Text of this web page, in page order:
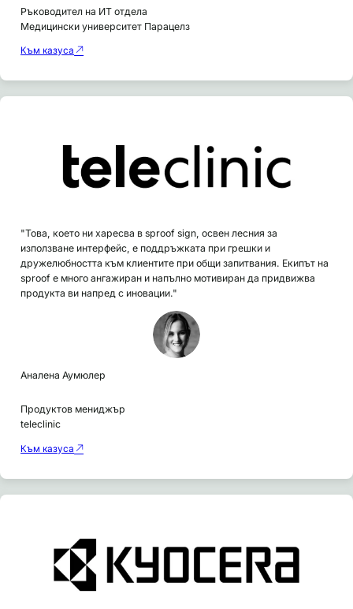
Ръководител на ИТ отдела
Медицински университет Парацелз
Към казуса
"Това, което ни харесва в sproof sign, освен лесния за
използване интерфейс, е поддръжката при грешки и
дружелюбността към клиентите при общи запитвания. Екипът на
sproof е много ангажиран и напълно мотивиран да придвижва
продукта ви напред с иновации."
Аналена Аумюлер
Продуктов мениджър
teleclinic
Към казуса